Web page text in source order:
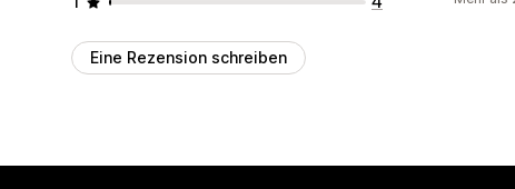
Eine Rezension schreiben